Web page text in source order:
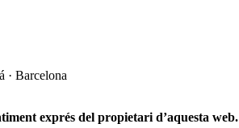
· Barcelona
exprés del propietari d’aquesta web.